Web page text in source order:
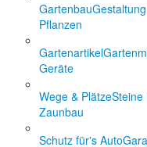
Gartenbau
Pflanzen
Gartenartikel
Geräte
Wege & PlätzeSteine
Zaunbau
Schutz für's Auto